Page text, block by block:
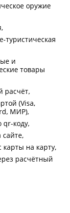
оружие
туристическая
и
товары
расчёт
(Visa,
МИР)
qr-коду
карты на карту
расчётный